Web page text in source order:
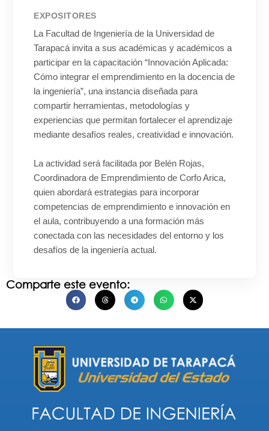
EXPOSITORES
La Facultad de Ingeniería de la Universidad de
Tarapacá invita a sus académicas y académicos a
participar en la capacitación “Innovación Aplicada:
Cómo integrar el emprendimiento en la docencia de
la ingeniería”, una instancia diseñada para
compartir herramientas, metodologías y
experiencias que permitan fortalecer el aprendizaje
mediante desafíos reales, creatividad e innovación.
La actividad será facilitada por Belén Rojas,
Coordinadora de Emprendimiento de Corfo Arica,
quien abordará estrategias para incorporar
competencias de emprendimiento e innovación en
el aula, contribuyendo a una formación más
conectada con las necesidades del entorno y los
desafíos de la ingeniería actual.
Comparte este evento: